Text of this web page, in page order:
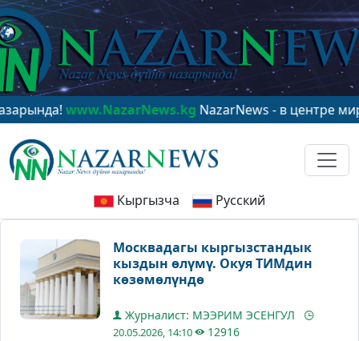
www.NazarNews.kgNazarNews - в центре
Кыргызча Русский
Москвадагы кыргызстандык
кыздын өлүмү. Окуя ТИМдин
көзөмөлүндө
Журналист: МЭЭРИМ ЭСЕНГУЛ
20.05.2026, 14:10 12916